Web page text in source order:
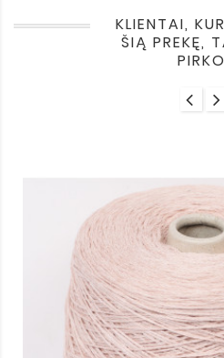
KLIENTAI,
ŠIĄ PREKĘ,